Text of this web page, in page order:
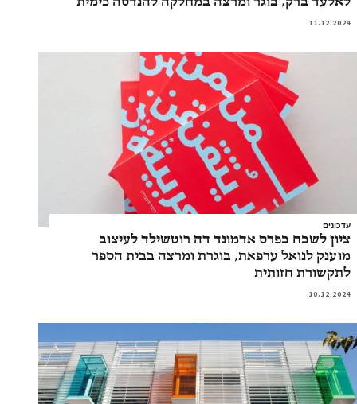
11.12.2024
עדכונים
ציון לשבח בפרס אדמונד דה רוטשילד לעיצוב
מוענק לנואל ערפאת, בוגרת ומרצה בבית הספר
לתקשורת חזותית
10.12.2024